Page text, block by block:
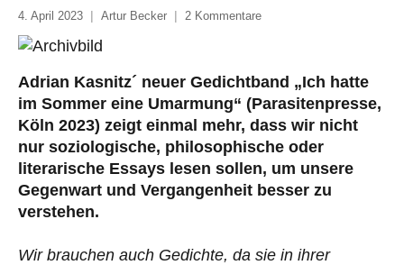
4. April 2023 Artur Becker 2 Kommentare
Adrian Kasnitz´ neuer Gedichtband „Ich hatte
im Sommer eine Umarmung“ (Parasitenpresse,
Köln 2023) zeigt einmal mehr, dass wir nicht
nur soziologische, philosophische oder
literarische Essays lesen sollen, um unsere
Gegenwart und Vergangenheit besser zu
verstehen.
Wir brauchen auch Gedichte, da sie in ihrer